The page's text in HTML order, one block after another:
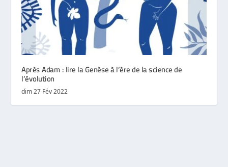
Après Adam : lire la Genèse à l’ère de la science de
l’évolution
dim 27 Fév 2022